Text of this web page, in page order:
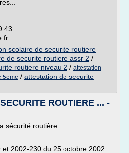
scolaire de securite routiere
de securite routiere assr 2 /
routiere niveau 2 / attestation
5eme / attestation de securite
ROUTIERE ... -
sécurité routière
et 2002-230 du 25 octobre 2002